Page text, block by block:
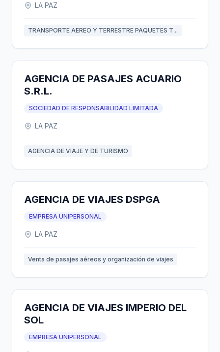
LA PAZ
TRANSPORTE AEREO Y TERRESTRE PAQUETES T...
AGENCIA DE PASAJES ACUARIO
S.R.L.
SOCIEDAD DE RESPONSABILIDAD LIMITADA
LA PAZ
AGENCIA DE VIAJE Y DE TURISMO
AGENCIA DE VIAJES DSPGA
EMPRESA UNIPERSONAL
LA PAZ
Venta de pasajes aéreos y organización de viajes
AGENCIA DE VIAJES IMPERIO DEL
SOL
EMPRESA UNIPERSONAL